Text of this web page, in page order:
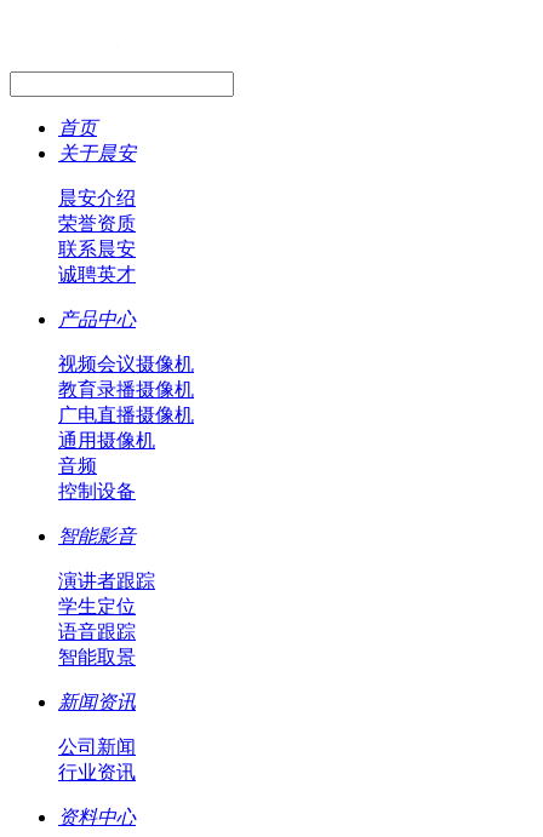
首页
关于晨安
晨安介绍
荣誉资质
联系晨安
诚聘英才
产品中心
视频会议摄像机
教育录播摄像机
广电直播摄像机
通用摄像机
音频
控制设备
智能影音
演讲者跟踪
学生定位
语音跟踪
智能取景
新闻资讯
公司新闻
行业资讯
资料中心